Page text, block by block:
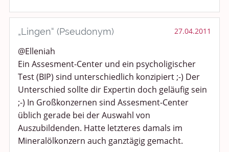
„Lingen“ (Pseudonym) 27.04.2011
@Elleniah
Ein Assesment-Center und ein psycholigischer
Test (BIP) sind unterschiedlich konzipiert ;-) Der
Unterschied sollte dir Expertin doch geläufig sein
;-) In Großkonzernen sind Assesment-Center
üblich gerade bei der Auswahl von
Auszubildenden. Hatte letzteres damals im
Mineralölkonzern auch ganztägig gemacht.